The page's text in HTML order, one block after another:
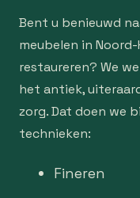
Bent u benieuwd
meubelen in
restaureren? We
het antiek,
zorg. Dat doen we
technieken:
Fineren